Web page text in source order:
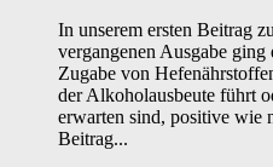
In unserem ersten Beitrag
vergangenen Ausgabe
Zugabe von
der Alkoholausbeute führt
erwarten sind, positive wie
Beitrag...